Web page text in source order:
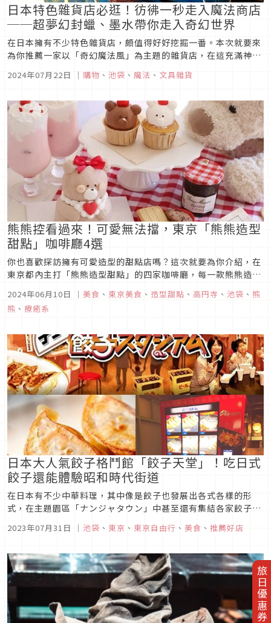
旅日優惠券
日本特色雜貨店必逛！彷彿一秒走入魔法商店
──超夢幻封蠟、墨水帶你走入奇幻世界
在日本擁有不少特色雜貨店，頗值得好好挖掘一番。本次就要來
為你推薦一家以「奇幻魔法風」為主題的雜貨店，在這充滿神秘
感的商店之中，究竟販售著什麼樣的商品呢？就讓我們一起來認
識這家魔法風雜貨店「Fairy{note.}」吧！
2024年07月22日 ｜ 購物 、 池袋 、 魔法 、 文具雜貨
熊熊控看過來！可愛無法擋，東京「熊熊造型
甜點」咖啡廳4選
你也喜歡探訪擁有可愛造型的甜點店嗎？這次就要為你介紹，在
東京都內主打「熊熊造型甜點」的四家咖啡廳，每一款熊熊造型
味覺狙擊甜點控與熊熊控的心。
2024年06月10日 ｜ 美食 、 東京美食 、 造型甜點 、 高円寺 、 池袋 、 熊
熊 、 療癒系
日本大人氣餃子格鬥館「餃子天堂」！吃日式
餃子還能體驗昭和時代街道
在日本有不少中華料理，其中像是餃子也發展出各式各樣的形
式，在主題園區「ナンジャタウン」中甚至還有集結各家餃子名
更有精緻的昭和風裝潢，讓你吃餃子還能體驗濃濃復古風！
2023年07月31日 ｜ 池袋 、 東京 、 東京自由行 、 美食 、 推薦好店